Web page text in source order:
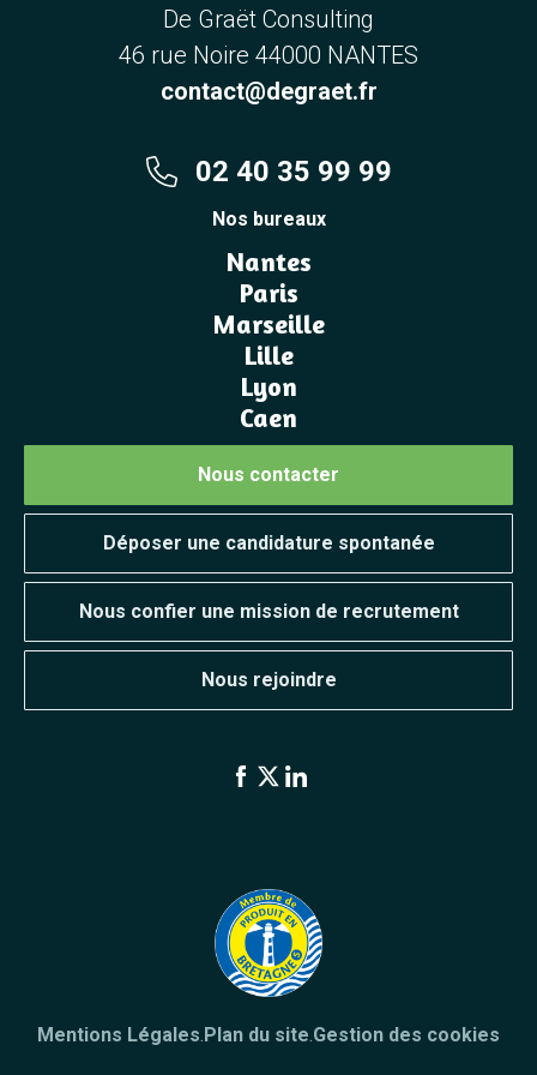
De Graët Consulting
46 rue Noire 44000 NANTES
contact@degraet.fr
02 40 35 99 99
Nos bureaux
Nantes
Paris
Marseille
Lille
Lyon
Caen
Nous contacter
Déposer une candidature spontanée
Nous confier une mission de recrutement
Nous rejoindre
Mentions Légales Plan du site Gestion des cookies